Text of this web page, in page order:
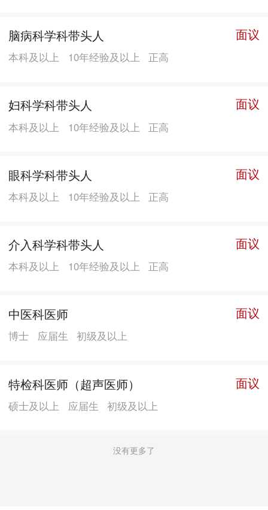
强院”战略，以建设现代化具有中医药专科特色的综合性
救” 两个平台，切实实施“中医攀登、惠民便民、科技兴
流的县级中医院。
脑病科学科带头人 面议
本科及以上 10年经验及以上 正高
妇科学科带头人 面议
本科及以上 10年经验及以上 正高
眼科学科带头人 面议
本科及以上 10年经验及以上 正高
介入科学科带头人 面议
本科及以上 10年经验及以上 正高
中医科医师 面议
博士 应届生 初级及以上
特检科医师（超声医师） 面议
硕士及以上 应届生 初级及以上
没有更多了